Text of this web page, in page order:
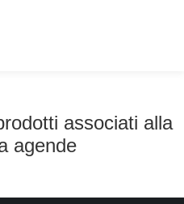
associati alla
agende